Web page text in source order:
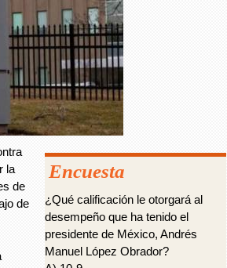
la
de
de
Encuesta
¿Qué calificación le otorgará al
desempeño que ha tenido el
presidente de México, Andrés
Manuel López Obrador?